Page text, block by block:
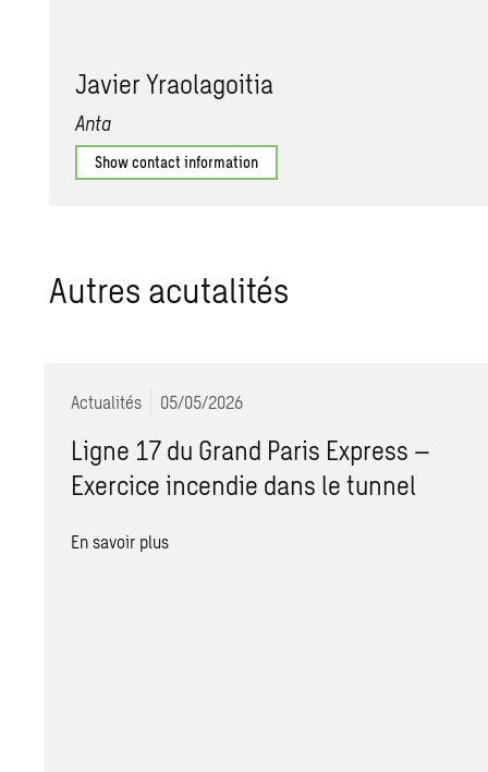
Javier Yraolagoitia
Anta
Show contact information
Autres acutalités
Actualités 05/05/2026
Ligne 17 du Grand Paris Express –
Exercice incendie dans le tunnel
En savoir plus